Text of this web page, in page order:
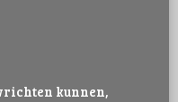
kunnen,